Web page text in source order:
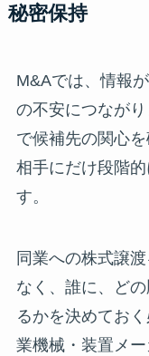
秘密保持
M&Aでは、情報
の不安につなが
で候補先の関心
相手にだけ段階
す。
同業への株式譲
なく、誰に、ど
るかを決めてお
業機械・装置メ